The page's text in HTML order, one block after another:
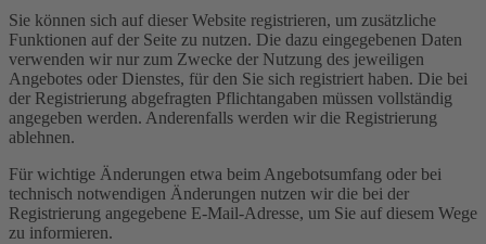
Sie können sich auf dieser Website registrieren, um zusätzliche
Funktionen auf der Seite zu nutzen. Die dazu eingegebenen Daten
verwenden wir nur zum Zwecke der Nutzung des jeweiligen
Angebotes oder Dienstes, für den Sie sich registriert haben. Die bei
der Registrierung abgefragten Pflichtangaben müssen vollständig
angegeben werden. Anderenfalls werden wir die Registrierung
ablehnen.
Für wichtige Änderungen etwa beim Angebotsumfang oder bei
technisch notwendigen Änderungen nutzen wir die bei der
Registrierung angegebene E-Mail-Adresse, um Sie auf diesem Wege
zu informieren.